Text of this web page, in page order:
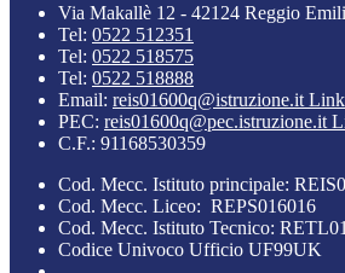
Via Makallè 12 - 42124 Reggio
Tel: 0522 512351
Tel: 0522 518575
Tel: 0522 518888
Email: reis01600q@istruzione.it Link
PEC: reis01600q@pec.istruzione.it
C.F.: 91168530359
Cod. Mecc. Istituto principale:
Cod. Mecc. Liceo: REPS016016
Cod. Mecc. Istituto Tecnico:
Codice Univoco Ufficio UF99UK